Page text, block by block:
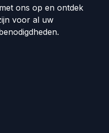
ons op en ontdek
voor al uw